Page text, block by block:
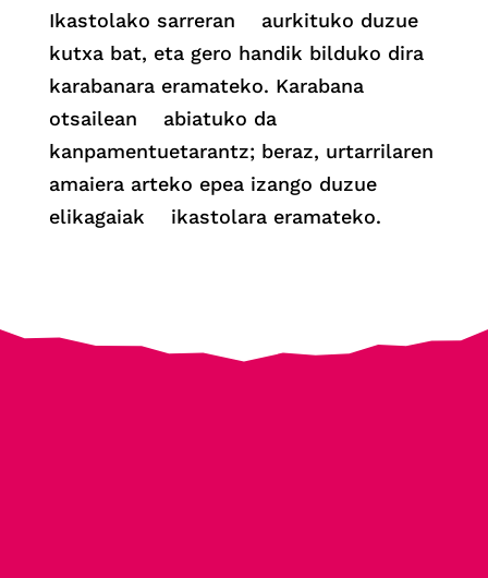
Ikastolako sarreran aurkituko duzue
kutxa bat, eta gero handik bilduko dira
karabanara eramateko. Karabana
otsailean abiatuko da
kanpamentuetarantz; beraz, urtarrilaren
amaiera arteko epea izango duzue
elikagaiak ikastolara eramateko.